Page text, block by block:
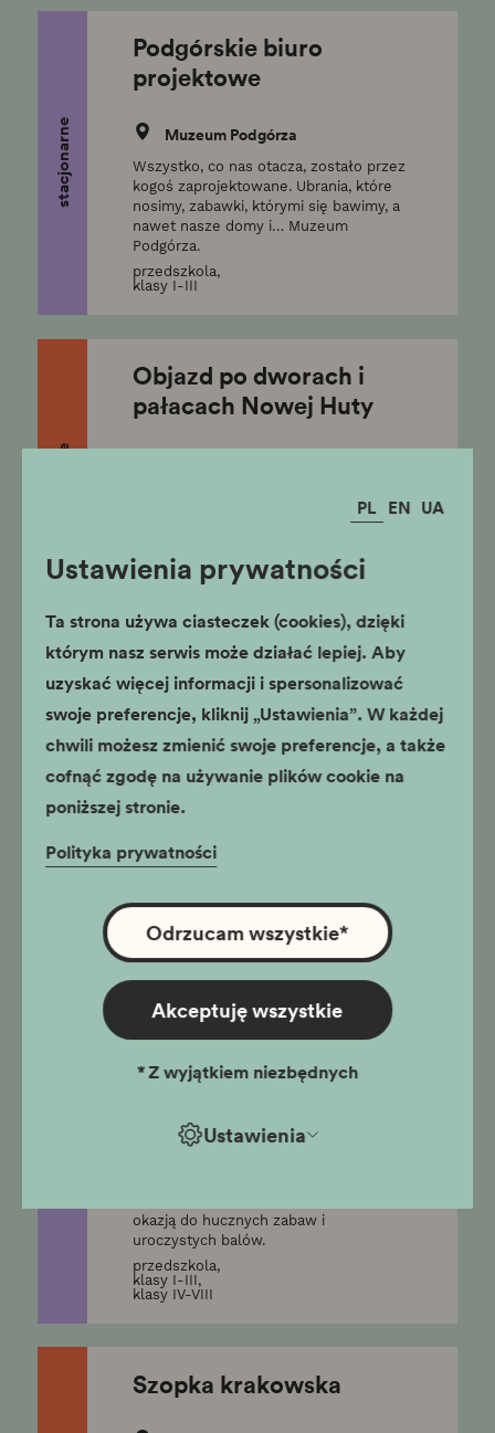
PL EN UA
Ustawienia prywatności
Ta strona używa ciasteczek (cookies), dzięki
którym nasz serwis może działać lepiej. Aby
uzyskać więcej informacji i spersonalizować
swoje preferencje, kliknij „Ustawienia”. W każdej
chwili możesz zmienić swoje preferencje, a także
cofnąć zgodę na używanie plików cookie na
poniższej stronie.
Polityka prywatności
Ustawienia
Odrzucam wszystkie*
Akceptuję wszystkie
*Z wyjątkiem niezbędnych
stacjonarne
Podgórskie biuro
projektowe
Muzeum Podgórza
Wszystko, co nas otacza, zostało przez
kogoś zaprojektowane. Ubrania, które
nosimy, zabawki, którymi się bawimy, a
nawet nasze domy i… Muzeum
Podgórza.
przedszkola,
klasy I-III
Objazd po dworach i
pałacach Nowej Huty
zabytek? Kto ufundował kościół w
nowohucki kopiec?
klasy I-III,
stacjonarne
Świąteczny kogel-
mogel, czyli Wielkanoc
po krakowsku
Pałac Krzysztofory
Zajęcia, w trakcie, których dzieci poznają
różnorodność zwyczajów i obrzędów
klasy I-III,
klasy IV-VIII
W rytmie walca, czyli
bale i zabawy w dawnym
Krakowie
Kamienica Hipolitów
okazją do hucznych zabaw i
uroczystych balów.
przedszkola,
klasy I-III,
klasy IV-VIII
Szopka krakowska